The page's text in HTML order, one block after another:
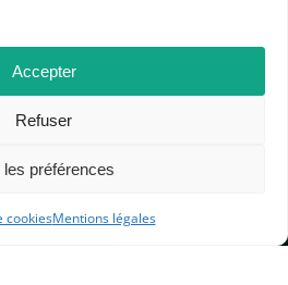
Accepter
Refuser
les préférences
cookiesMentions légales
d'histoire et géographie
0(1) 42 33 62 37
75065 Paris Cedex 02